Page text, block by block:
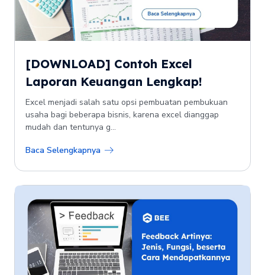
[DOWNLOAD] Contoh Excel
Laporan Keuangan Lengkap!
Excel menjadi salah satu opsi pembuatan pembukuan
usaha bagi beberapa bisnis, karena excel dianggap
mudah dan tentunya g...
Baca Selengkapnya